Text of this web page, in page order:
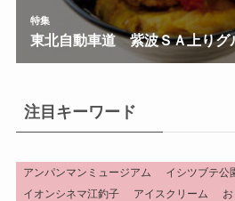
注目キーワード
アンパンマンミュージアム イシツブテ公
イオンシネマ江釣子
アイスクリーム